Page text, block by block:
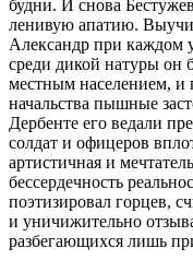
будни. И снова
ленивую апатию.
Александр при каждом
среди дикой натуры он
местным населением, и
начальства пышные
Дербенте его ведали
солдат и офицеров
артистичная и
бессердечность
поэтизировал горцев,
и уничижительно
разбегающихся лишь